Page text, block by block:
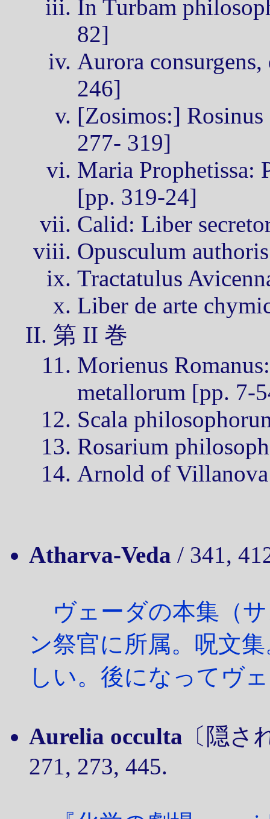
In Turbam
82]
Aurora
246]
[Zosimos:] Rosinus
277- 319]
Maria Prophetissa:
[pp. 319-24]
Calid: Liber
Opusculum
Tractatulus
Liber de arte
第 II 巻
Morienus
metallorum [pp. 7-
Scala
Rosarium
Arnold of
Atharva-Veda / 341,
ヴェーダの本集（
ン祭官に所属。呪文
しい。後になってヴ
Aurelia occulta 〔隠さ
271, 273, 445.